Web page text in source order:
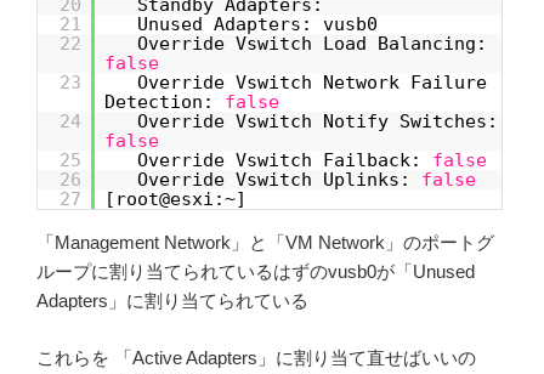
20
Standby Adapters:
21
Unused Adapters: vusb0
22
Override Vswitch Load Balancing:
false
23
Override Vswitch Network Failure
Detection: false
24
Override Vswitch Notify Switches:
false
25
Override Vswitch Failback: false
26
Override Vswitch Uplinks: false
27
[root@esxi:~]
「Management Network」と「VM Network」のポートグ
ループに割り当てられているはずのvusb0が「Unused
Adapters」に割り当てられている
これらを 「Active Adapters」に割り当て直せばいいの